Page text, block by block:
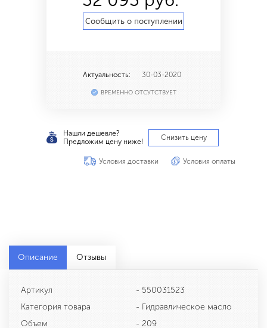
Сообщить о поступлении
Актуальность: 30-03-2020
ВРЕМЕННО ОТСУТСТВУЕТ
Нашли дешевле?
Предложим цену ниже!
Снизить цену
Условия доставки Условия оплаты
Описание Отзывы
Артикул
Категория товара
Объем
- 550031523
- Гидравлическое масло
- 209